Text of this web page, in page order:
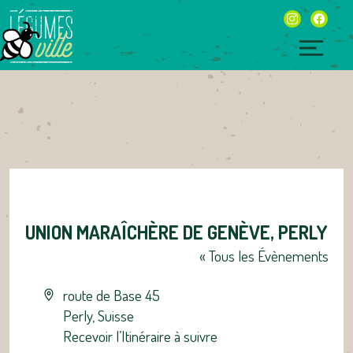
Skip
to
content
instagram
UNION MARAÎCHÈRE DE GENÈVE, PERLY
« Tous les Évènements
Adresse
route de Base 45
Perly, Suisse
Recevoir l’Itinéraire à suivre